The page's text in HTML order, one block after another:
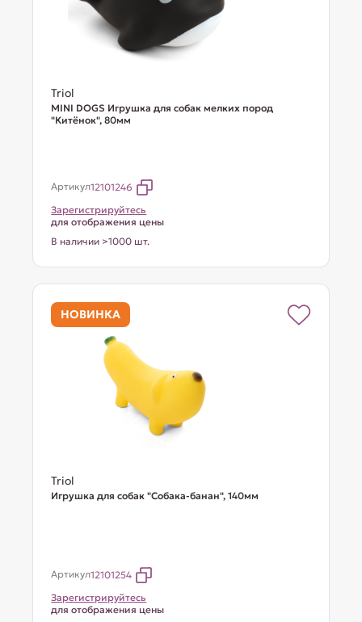
Triol
MINI DOGS Игрушка для собак мелких пород
"Китёнок", 80мм
Артикул12101246
Зарегистрируйтесь
для отображения цены
В наличии >1000 шт.
НОВИНКА
Triol
Игрушка для собак "Собака-банан", 140мм
Артикул12101254
Зарегистрируйтесь
для отображения цены